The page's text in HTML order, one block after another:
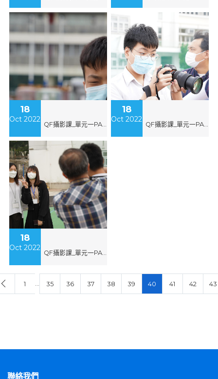
18
Oct 2022
QF攝影課_單元一PASM模式練習(潘梓希)
18
Oct 2022
QF攝影課_單元一PASM模式練習(李嘉文)
18
Oct 2022
QF攝影課_單元一PASM模式練習(郭港發)
1 … 35 36 37 38 39 40 41 42 43
聯絡我們